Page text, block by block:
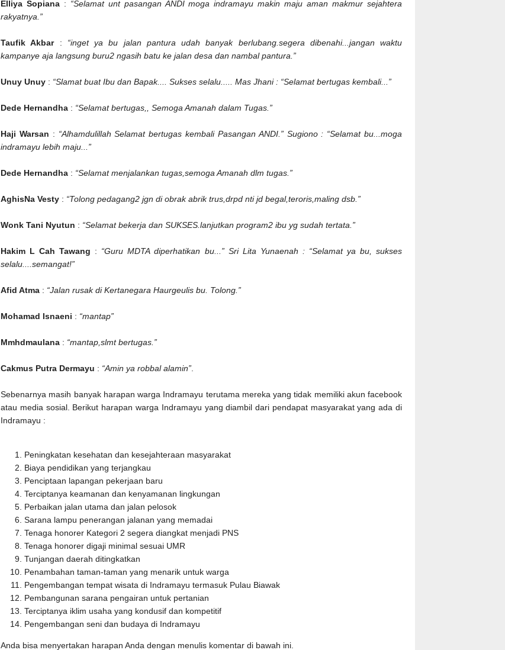
Elliya Sopiana: “Selamat unt pasangan ANDI moga indramayu makin maju aman makmur sejahtera
rakyatnya.”
Taufik Akbar: “inget ya bu jalan pantura udah banyak berlubang.segera dibenahi...jangan waktu
kampanye aja langsung buru2 ngasih batu ke jalan desa dan nambal pantura.”
Unuy Unuy : “Slamat buat Ibu dan Bapak.... Sukses selalu..... Mas Jhani : “Selamat bertugas kembali...”
Dede Hernandha : “Selamat bertugas,, Semoga Amanah dalam Tugas.”
Haji Warsan : “Alhamdulillah Selamat bertugas kembali Pasangan ANDI.” Sugiono : “Selamat bu...moga
indramayu lebih maju...”
Dede Hernandha : “Selamat menjalankan tugas,semoga Amanah dlm tugas.”
AghisNa Vesty : “Tolong pedagang2 jgn di obrak abrik trus,drpd nti jd begal,teroris,maling dsb.”
Wonk Tani Nyutun : “Selamat bekerja dan SUKSES.lanjutkan program2 ibu yg sudah tertata.”
Hakim L Cah Tawang : “Guru MDTA diperhatikan bu...” Sri Lita Yunaenah : “Selamat ya bu, sukses
selalu....semangat!”
Afid Atma : “Jalan rusak di Kertanegara Haurgeulis bu. Tolong.”
Mohamad Isnaeni : “mantap”
Mmhdmaulana : “mantap,slmt bertugas.”
Cakmus Putra Dermayu : “Amin ya robbal alamin”
Sebenarnya masih banyak harapan warga Indramayu terutama mereka yang tidak memiliki akun facebook
atau media sosial. Berikut harapan warga Indramayu yang diambil dari pendapat masyarakat yang ada di
Indramayu :
Peningkatan kesehatan dan kesejahteraan masyarakat
Biaya pendidikan yang terjangkau
Penciptaan lapangan pekerjaan baru
Terciptanya keamanan dan kenyamanan lingkungan
Perbaikan jalan utama dan jalan pelosok
Sarana lampu penerangan jalanan yang memadai
Tenaga honorer Kategori 2 segera diangkat menjadi PNS
Tenaga honorer digaji minimal sesuai UMR
Tunjangan daerah ditingkatkan
Penambahan taman-taman yang menarik untuk warga
Pengembangan tempat wisata di Indramayu termasuk Pulau Biawak
Pembangunan sarana pengairan untuk pertanian
Terciptanya iklim usaha yang kondusif dan kompetitif
Pengembangan seni dan budaya di Indramayu
Anda bisa menyertakan harapan Anda dengan menulis komentar di bawah ini.